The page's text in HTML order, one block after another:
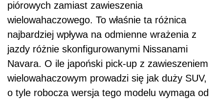
piórowych zamiast zawieszenia
wielowahaczowego. To właśnie ta różnica
najbardziej wpływa na odmienne wrażenia z
jazdy różnie skonfigurowanymi Nissanami
Navara. O ile japoński pick-up z zawieszeniem
wielowahaczowym prowadzi się jak duży SUV,
o tyle robocza wersja tego modelu wymaga od